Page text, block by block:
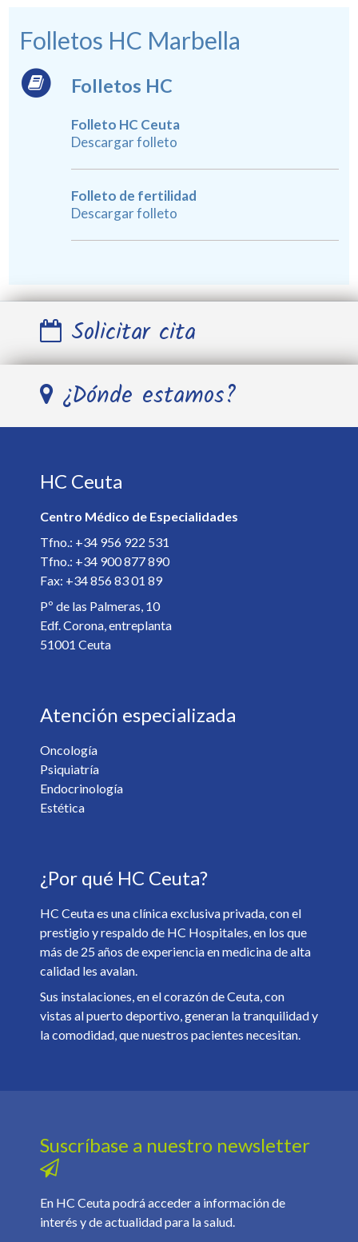
Folletos HC Marbella
Folletos HC
Folleto HC Ceuta
Descargar folleto
Folleto de fertilidad
Descargar folleto
Solicitar cita
Teléfono *
E-mail *
Especialista *
¿Desea recibir información de nuestro centro? *
Sí
No
Privacidad. *
¿Dónde estamos?
HC Ceuta
Centro Médico de Especialidades
Tfno.: +34 956 922 531
Tfno.: +34 900 877 890
Fax: +34 856 83 01 89
Pº de las Palmeras, 10
Edf. Corona, entreplanta
51001 Ceuta
Atención especializada
Oncología
Psiquiatría
Endocrinología
Estética
¿Por qué HC Ceuta?
HC Ceuta es una clínica exclusiva privada, con el
prestigio y respaldo de HC Hospitales, en los que
más de 25 años de experiencia en medicina de alta
calidad les avalan.
Sus instalaciones, en el corazón de Ceuta, con
vistas al puerto deportivo, generan la tranquilidad y
la comodidad, que nuestros pacientes necesitan.
Suscríbase a nuestro newsletter
En HC Ceuta podrá acceder a información de
interés y de actualidad para la salud.